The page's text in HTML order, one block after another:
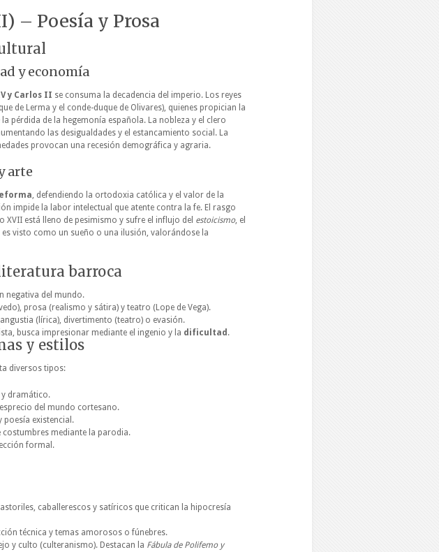
– Poesía y Prosa
y economía
y Carlos II se consuma la decadencia del imperio. Los reyes
de Lerma y el conde-duque de Olivares), quienes propician la
pérdida de la hegemonía española. La nobleza y el clero
las desigualdades y el estancamiento social. La
provocan una recesión demográfica y agraria.
arte
, defendiendo la ortodoxia católica y el valor de la
impide la labor intelectual que atente contra la fe. El rasgo
XVII está lleno de pesimismo y sufre el influjo del estoicismo, el
es visto como un sueño o una ilusión, valorándose la
barroca
negativa del mundo.
prosa (realismo y sátira) y teatro (Lope de Vega).
(lírica), divertimento (teatro) o evasión.
busca impresionar mediante el ingenio y la dificultad .
y estilos
diversos tipos:
dramático.
del mundo cortesano.
poesía existencial.
costumbres mediante la parodia.
formal.
caballerescos y satíricos que critican la hipocresía
técnica y temas amorosos o fúnebres.
y culto (culteranismo). Destacan la Fábula de Polifemo y